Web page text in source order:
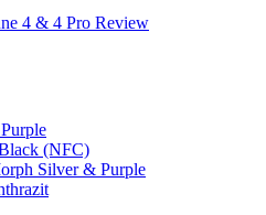
4 & 4 Pro Review
(NFC)
Silver & Purple